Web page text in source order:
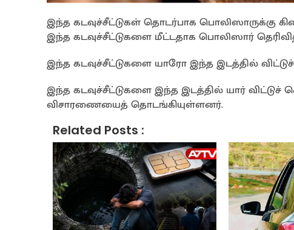
இந்த கடவுச்சீட்டுகள் தொடர்பாக பொலிஸாருக்கு
இந்த கடவுச்சீட்டுகளை மீட்டதாக பொலிஸார்
இந்த கடவுச்சீட்டுகளை யாரோ இந்த இடத்தில்
இந்த கடவுச்சீட்டுகளை இந்த இடத்தில் யார்
விசாரணையைத் தொடங்கியுள்ளனர்.
Related Posts :